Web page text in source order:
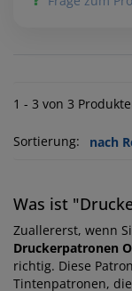
1 - 3 von 3
Sortierung:
Was ist
Zuallererst, wenn
Druckerpatronen
richtig. Diese
Tintenpatronen,